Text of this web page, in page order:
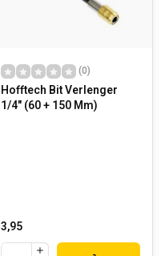
(0)
Hofftech Bit Verlenger
1/4" (60 + 150 Mm)
3,95